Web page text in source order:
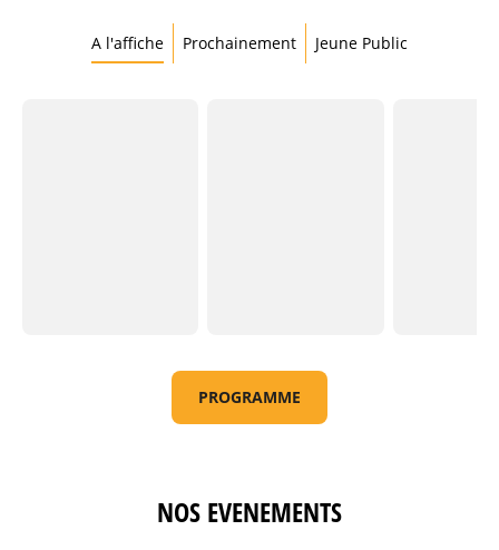
A l'affiche Prochainement Jeune Public
PROGRAMME
NOS EVENEMENTS